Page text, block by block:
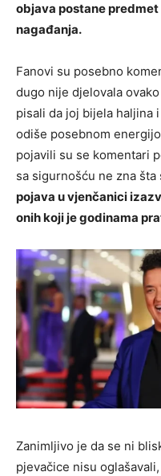
objava postane
nagađanja.
Fanovi su posebno
dugo nije djelovala
pisali da joj bijela haljina
odiše posebnom
pojavili su se komentari
sa sigurnošću ne zna
pojava u vjenčanici
onih koji je godinama
Zanimljivo je da se ni
pjevačice nisu